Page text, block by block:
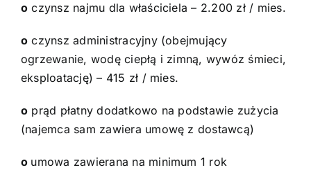
o czynsz najmu dla właściciela – 2.200 zł / mies.
o czynsz administracyjny (obejmujący
ogrzewanie, wodę ciepłą i zimną, wywóz śmieci,
eksploatację) – 415 zł / mies.
o prąd płatny dodatkowo na podstawie zużycia
(najemca sam zawiera umowę z dostawcą)
o umowa zawierana na minimum 1 rok